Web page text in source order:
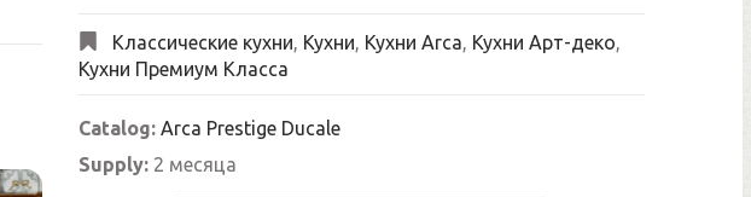
Классические кухни, Кухни, Кухни Arca, Кухни Арт-деко,
Кухни Премиум Класса
Catalog: Arca Prestige Ducale
Supply:2 месяца